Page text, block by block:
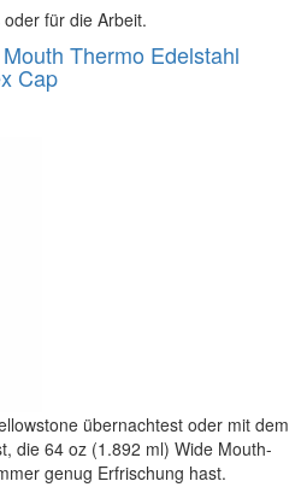
für die Arbeit.
Thermo Edelstahl
Cap
übernachtest oder mit dem
die 64 oz (1.892 ml) Wide Mouth-
genug Erfrischung hast.